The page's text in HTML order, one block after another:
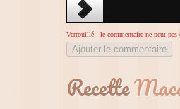
Verrouillé : le commentaire ne peut pas
Ajouter le commentaire
Recette